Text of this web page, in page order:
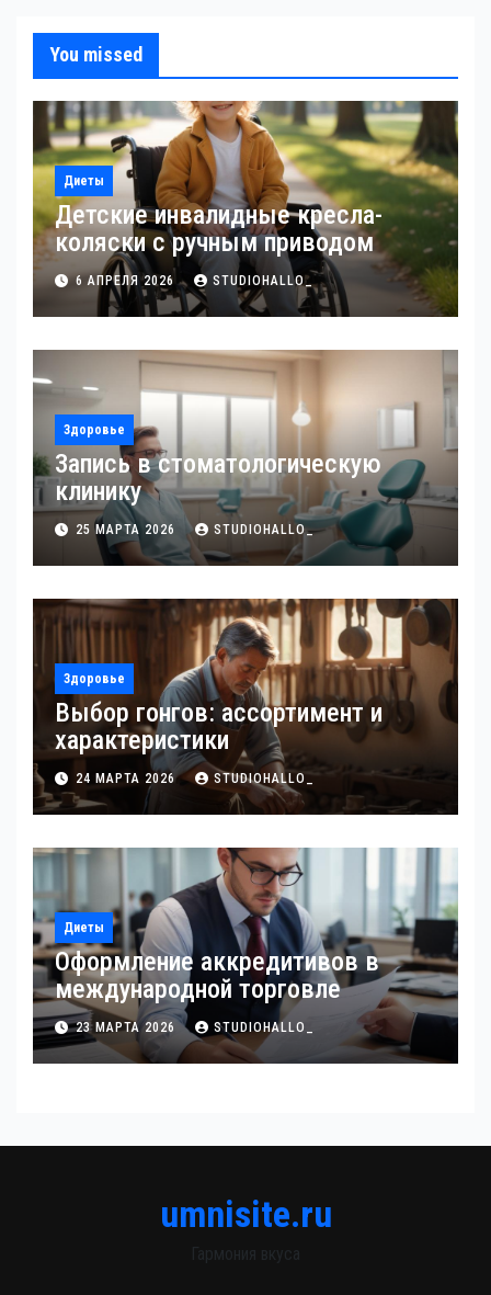
You missed
Диеты
Детские инвалидные кресла-
коляски с ручным приводом
6 АПРЕЛЯ 2026 STUDIOHALLO_
Здоровье
Запись в стоматологическую
клинику
25 МАРТА 2026 STUDIOHALLO_
Здоровье
Выбор гонгов: ассортимент и
характеристики
24 МАРТА 2026 STUDIOHALLO_
Диеты
Оформление аккредитивов в
международной торговле
23 МАРТА 2026 STUDIOHALLO_
umnisite.ru
Гармония вкуса